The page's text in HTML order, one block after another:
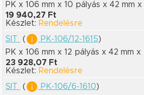
PK x 106 mm x 10 pályás x 42 mm x
19 940,27 Ft
Készlet: Rendelésre
SIT
( PK-106/12-1615)
PK x 106 mm x 12 pályás x 42 mm x
23 928,07 Ft
Készlet: Rendelésre
SIT
( PK-106/6-1610)